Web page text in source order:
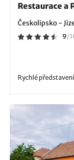
Restaurace a
Českolipsko -
9/
Rychlépředstavení